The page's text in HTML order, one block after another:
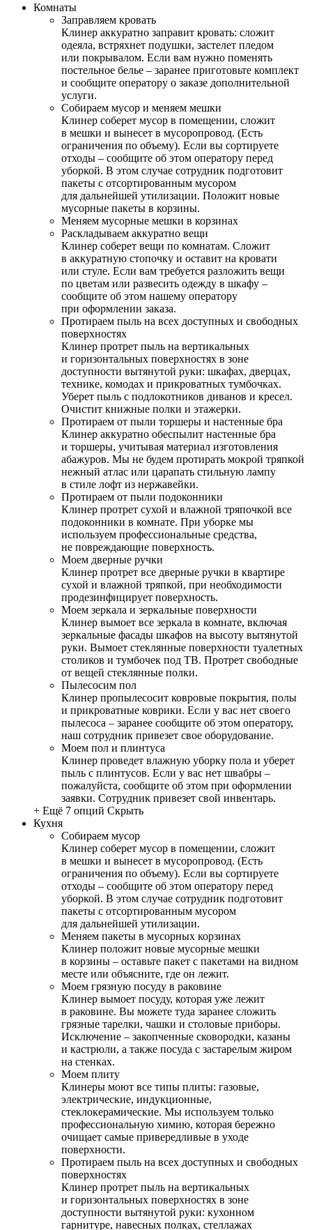
Комнаты
Заправляем кровать
Клинер аккуратно заправит кровать: сложит
одеяла, встряхнет подушки, застелет пледом
или покрывалом. Если вам нужно поменять
постельное белье – заранее приготовьте комплект
и сообщите оператору о заказе дополнительной
услуги.
Собираем мусор и меняем мешки
Клинер соберет мусор в помещении, сложит
в мешки и вынесет в мусоропровод. (Есть
ограничения по объему). Если вы сортируете
отходы – сообщите об этом оператору перед
уборкой. В этом случае сотрудник подготовит
пакеты с отсортированным мусором
для дальнейшей утилизации. Положит новые
мусорные пакеты в корзины.
Меняем мусорные мешки в корзинах
Раскладываем аккуратно вещи
Клинер соберет вещи по комнатам. Сложит
в аккуратную стопочку и оставит на кровати
или стуле. Если вам требуется разложить вещи
по цветам или развесить одежду в шкафу –
сообщите об этом нашему оператору
при оформлении заказа.
Протираем пыль на всех доступных и свободных
поверхностях
Клинер протрет пыль на вертикальных
и горизонтальных поверхностях в зоне
доступности вытянутой руки: шкафах, дверцах,
технике, комодах и прикроватных тумбочках.
Уберет пыль с подлокотников диванов и кресел.
Очистит книжные полки и этажерки.
Протираем от пыли торшеры и настенные бра
Клинер аккуратно обеспылит настенные бра
и торшеры, учитывая материал изготовления
абажуров. Мы не будем протирать мокрой тряпкой
нежный атлас или царапать стильную лампу
в стиле лофт из нержавейки.
Протираем от пыли подоконники
Клинер протрет сухой и влажной тряпочкой все
подоконники в комнате. При уборке мы
используем профессиональные средства,
не повреждающие поверхность.
Моем дверные ручки
Клинер протрет все дверные ручки в квартире
сухой и влажной тряпкой, при необходимости
продезинфицирует поверхность.
Моем зеркала и зеркальные поверхности
Клинер вымоет все зеркала в комнате, включая
зеркальные фасады шкафов на высоту вытянутой
руки. Вымоет стеклянные поверхности туалетных
столиков и тумбочек под ТВ. Протрет свободные
от вещей стеклянные полки.
Пылесосим пол
Клинер пропылесосит ковровые покрытия, полы
и прикроватные коврики. Если у вас нет своего
пылесоса – заранее сообщите об этом оператору,
наш сотрудник привезет свое оборудование.
Моем пол и плинтуса
Клинер проведет влажную уборку пола и уберет
пыль с плинтусов. Если у вас нет швабры –
пожалуйста, сообщите об этом при оформлении
заявки. Сотрудник привезет свой инвентарь.
+ Ещё 7 опций Скрыть
Кухня
Собираем мусор
Клинер соберет мусор в помещении, сложит
в мешки и вынесет в мусоропровод. (Есть
ограничения по объему). Если вы сортируете
отходы – сообщите об этом оператору перед
уборкой. В этом случае сотрудник подготовит
пакеты с отсортированным мусором
для дальнейшей утилизации.
Меняем пакеты в мусорных корзинах
Клинер положит новые мусорные мешки
в корзины – оставьте пакет с пакетами на видном
месте или объясните, где он лежит.
Моем грязную посуду в раковине
Клинер вымоет посуду, которая уже лежит
в раковине. Вы можете туда заранее сложить
грязные тарелки, чашки и столовые приборы.
Исключение – закопченные сковородки, казаны
и кастрюли, а также посуда с застарелым жиром
на стенках.
Моем плиту
Клинеры моют все типы плиты: газовые,
электрические, индукционные,
стеклокерамические. Мы используем только
профессиональную химию, которая бережно
очищает самые привередливые в уходе
поверхности.
Протираем пыль на всех доступных и свободных
поверхностях
Клинер протрет пыль на вертикальных
и горизонтальных поверхностях в зоне
доступности вытянутой руки: кухонном
гарнитуре, навесных полках, стеллажах